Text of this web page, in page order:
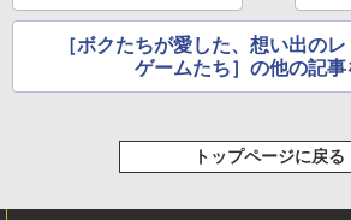
ド
代記
［ボクたちが愛した、想い出のレ
ゲームたち］の他の記事
トップページに戻る